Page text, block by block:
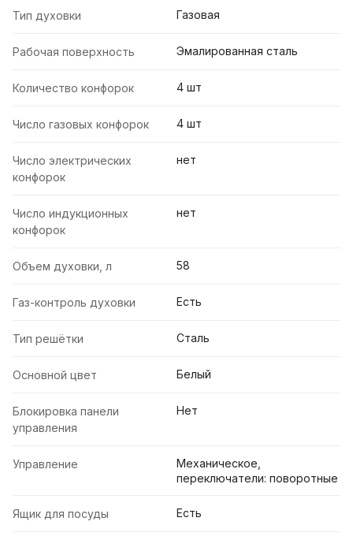
Тип духовки Газовая
Рабочая поверхность Эмалированная сталь
Количество конфорок 4 шт
Число газовых конфорок 4 шт
Число электрических
конфорок
нет
Число индукционных
конфорок
нет
Объем духовки, л 58
Газ-контроль духовки Есть
Тип решётки Сталь
Основной цвет Белый
Блокировка панели
управления
Нет
Управление
Механическое,
переключатели: поворотные
Ящик для посуды Есть